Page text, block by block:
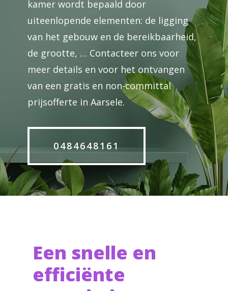
kamer wordt bepaald door
uiteenlopende elementen: de ligging
van het gebouw en de bereikbaarheid,
de grootte, … Contacteer ons voor
meer details en voor het ontvangen
van een gratis en non-committal
prijsofferte in Aarsele.
0484648161
Een snelle en
efficiënte